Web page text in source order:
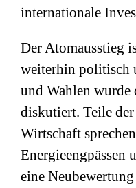
internationale
Der Atomausstieg
weiterhin politisch
und Wahlen wurde
diskutiert. Teile
Wirtschaft
Energieengpässen
eine